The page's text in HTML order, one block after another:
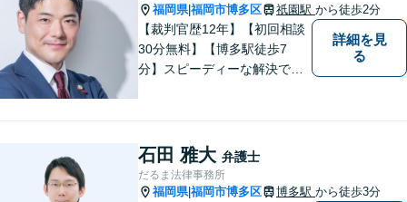
福岡県|福岡市博多区 祇園駅 から徒歩2分
【裁判官歴12年】【初回相談
30分無料】【博多駅徒歩7
分】スピーディーな解決で
「明日に向かって進む力」を
サポートします。
詳細を見
る
石田 雅大 弁護士
だるま法律事務所
福岡県|福岡市博多区 博多駅 から徒歩3分